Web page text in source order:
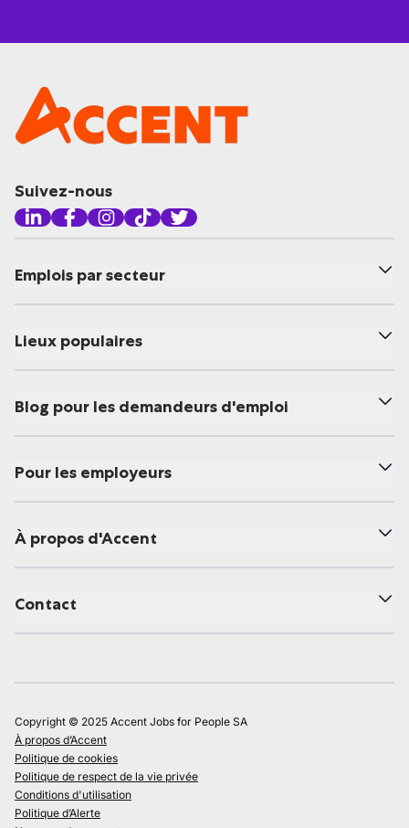
Suivez-nous
Emplois par secteur
Lieux populaires
Blog pour les demandeurs d'emploi
Pour les employeurs
À propos d'Accent
Contact
Copyright © 2025 Accent Jobs for People SA
À propos d’Accent
Politique de cookies
Politique de respect de la vie privée
Conditions d'utilisation
Politique d’Alerte